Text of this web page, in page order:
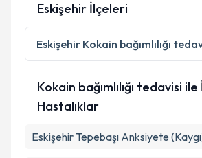
Kişisel verilerimin işlenmesine
Metni'ni okudum ve kişisel
Eskişehir İlçeleri
Eskişehir Kokain bağımlılığı
Kokain bağımlılığı tedavisi ile
Hastalıklar
Eskişehir Tepebaşı Anksiyete